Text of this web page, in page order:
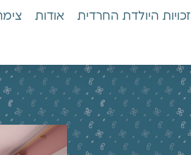
זכויות היולדת החרדית אודות